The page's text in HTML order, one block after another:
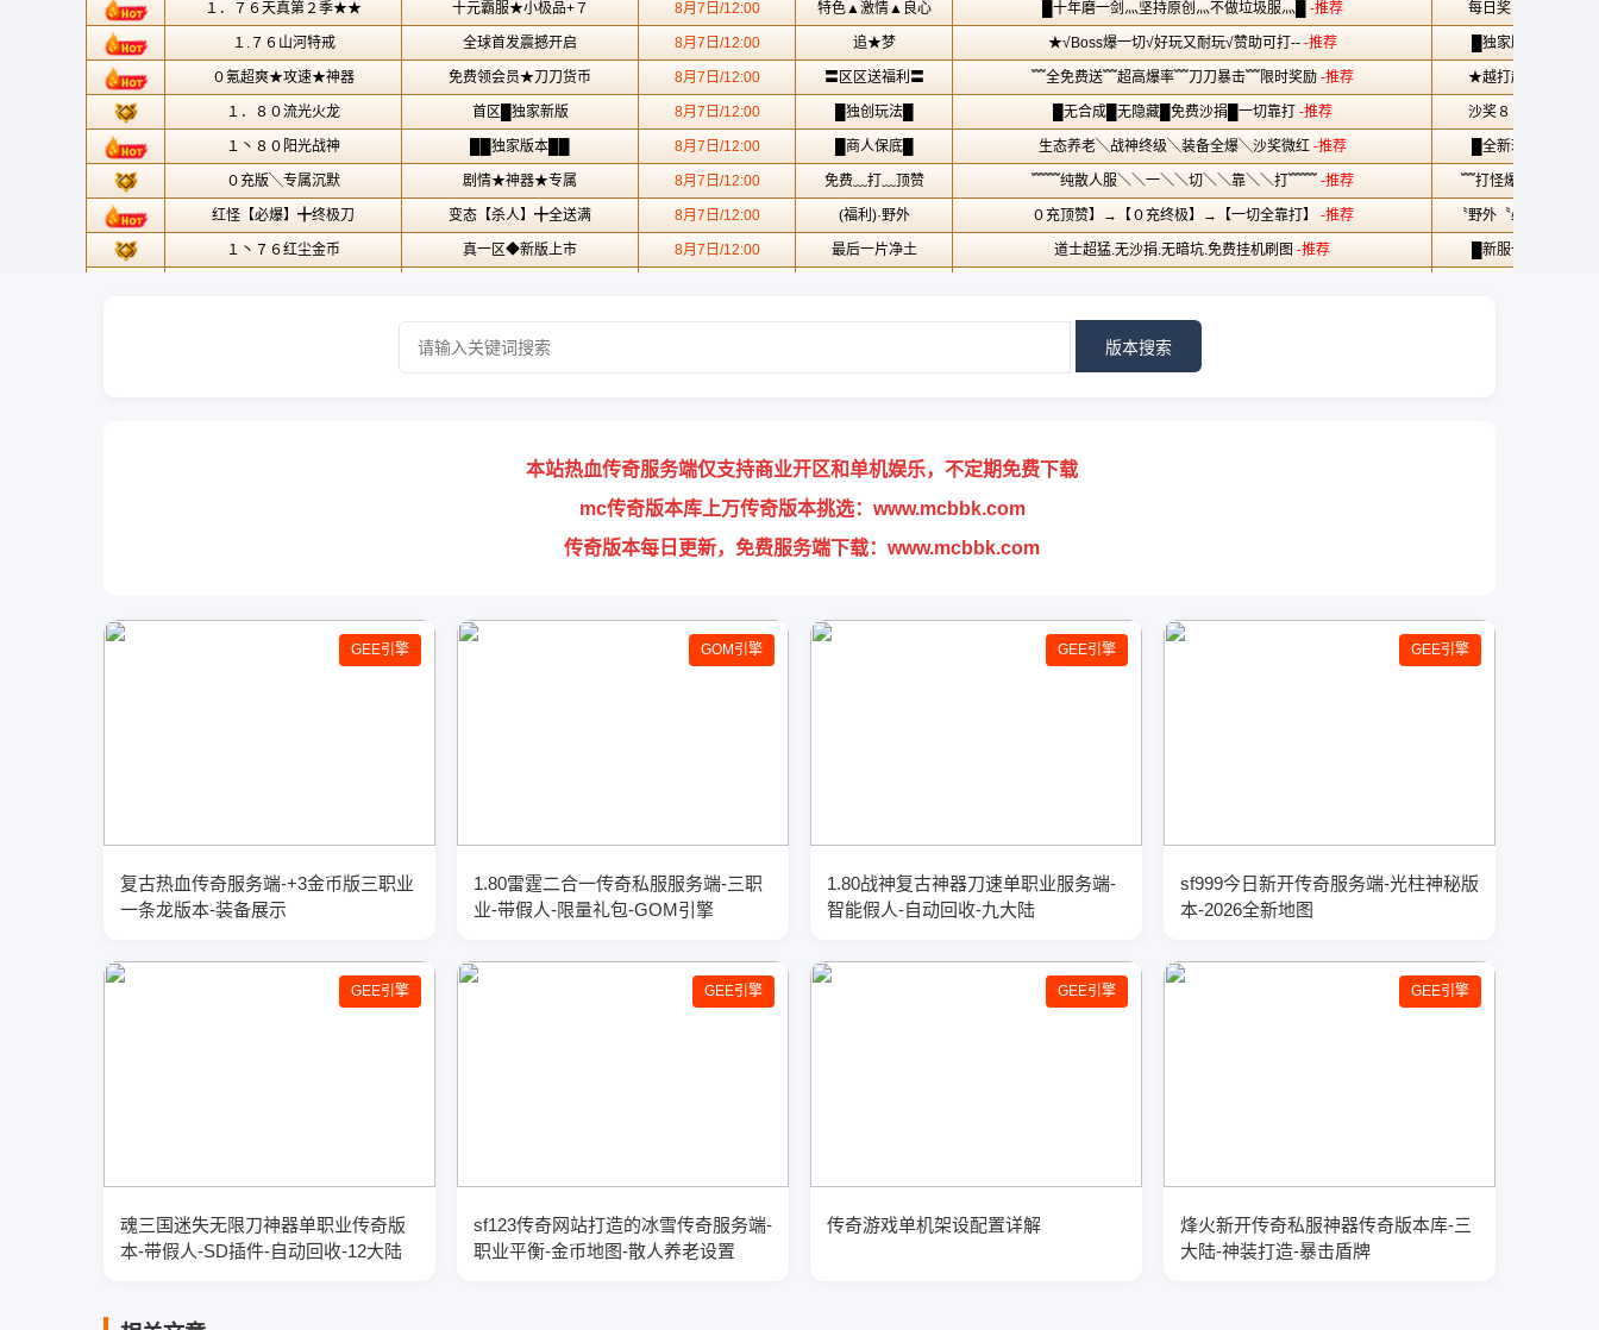
版本搜索
本站热血传奇服务端仅支持商业开区和单机娱乐，不定期免费下载
mc传奇版本库上万传奇版本挑选：www.mcbbk.com
传奇版本每日更新，免费服务端下载：www.mcbbk.com
GEE引擎
复古热血传奇服务端-+3金币版三职业
一条龙版本-装备展示
GOM引擎
1.80雷霆二合一传奇私服服务端-三职
业-带假人-限量礼包-GOM引擎
GEE引擎
1.80战神复古神器刀速单职业服务端-
智能假人-自动回收-九大陆
GEE引擎
sf999今日新开传奇服务端-光柱神秘版
本-2026全新地图
GEE引擎
魂三国迷失无限刀神器单职业传奇版
本-带假人-SD插件-自动回收-12大陆
GEE引擎
sf123传奇网站打造的冰雪传奇服务端-
职业平衡-金币地图-散人养老设置
GEE引擎
传奇游戏单机架设配置详解
GEE引擎
烽火新开传奇私服神器传奇版本库-三
大陆-神装打造-暴击盾牌